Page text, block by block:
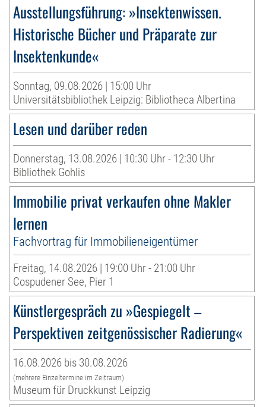
Ausstellungsführung: »Insektenwissen.
Historische Bücher und Präparate zur
Insektenkunde«
Sonntag, 09.08.2026 | 15:00 Uhr
Universitätsbibliothek Leipzig: Bibliotheca Albertina
Lesen und darüber reden
Donnerstag, 13.08.2026 | 10:30 Uhr - 12:30 Uhr
Bibliothek Gohlis
Immobilie privat verkaufen ohne Makler
lernen
Fachvortrag für Immobilieneigentümer
Freitag, 14.08.2026 | 19:00 Uhr - 21:00 Uhr
Cospudener See, Pier 1
Künstlergespräch zu »Gespiegelt –
Perspektiven zeitgenössischer Radierung«
16.08.2026 bis 30.08.2026
(mehrere Einzeltermine im Zeitraum)
Museum für Druckkunst Leipzig